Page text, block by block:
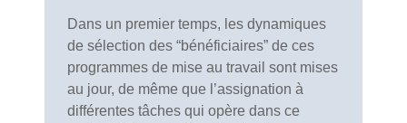
Dans un premier temps, les dynamiques
de sélection des “bénéficiaires” de ces
programmes de mise au travail sont mises
au jour, de même que l’assignation à
différentes tâches qui opère dans ce